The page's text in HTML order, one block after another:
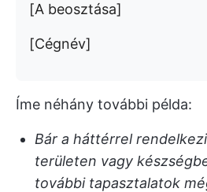
[A beosztása]
[Cégnév]
Íme néhány további példa:
Bár a háttérrel
területen vagy
további tapasztalatok